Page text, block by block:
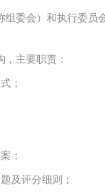
委会）和执行委员
主要职责：
；
；
及评分细则；